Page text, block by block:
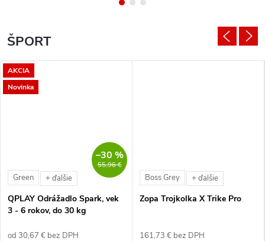
ŠPORT
AKCIA
Novinka
55,96 €
–30 %
Green + ďalšie
QPLAY Odrážadlo Spark, vek
3 - 6 rokov, do 30 kg
od 30,67 € bez DPH
Boss Grey + ďalšie
Zopa Trojkolka X Trike Pro
161,73 € bez DPH